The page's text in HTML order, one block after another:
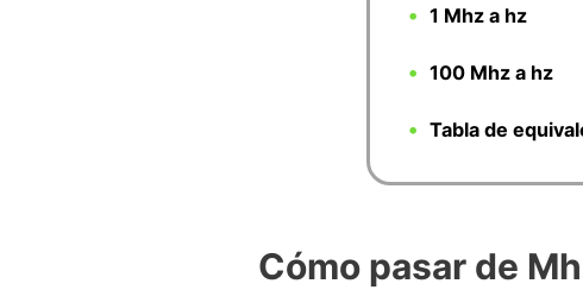
1 Mhz a hz
100 Mhz a hz
Tabla de
Cómo pasar de